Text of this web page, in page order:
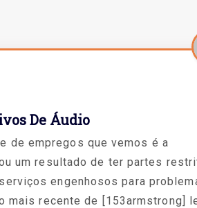
De Áudio
de empregos que vemos é a
um resultado de ter partes
engenhosos para
mais recente de [153armstrong]